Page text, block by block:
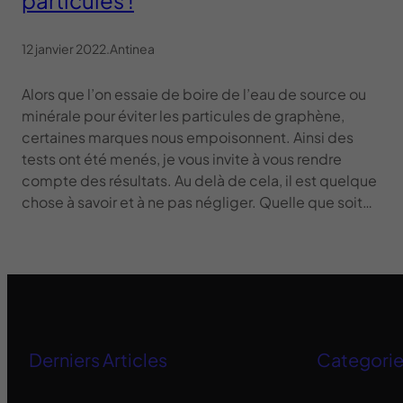
12 janvier 2022 Antinea
Alors que l’on essaie de boire de l’eau de source ou
minérale pour éviter les particules de graphène,
certaines marques nous empoisonnent. Ainsi des
tests ont été menés, je vous invite à vous rendre
compte des résultats. Au delà de cela, il est quelque
chose à savoir et à ne pas négliger. Quelle que soit…
Derniers Articles